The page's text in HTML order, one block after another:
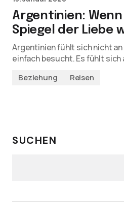
Argentinien: Wenn
Spiegel der Liebe
Argentinien fühlt sich nicht an
einfach besucht. Es fühlt sich
Beziehung Reisen
SUCHEN